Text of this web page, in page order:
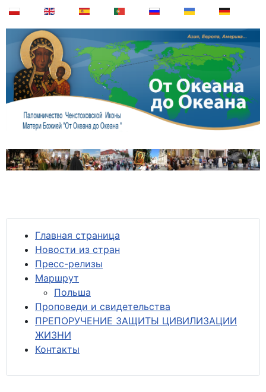
Главная страница
Новости из стран
Пресс-релизы
Маршрут
Польша
Проповеди и свидетельства
ПРЕПОРУЧЕНИЕ ЗАЩИТЫ ЦИВИЛИЗАЦИИ
ЖИЗНИ
Контакты